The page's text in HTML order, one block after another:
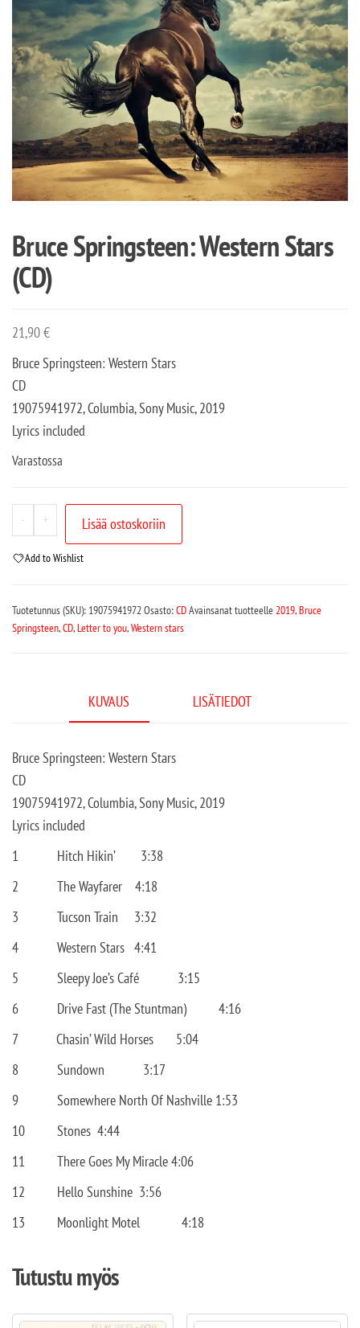
Bruce Springsteen: Western Stars
(CD)
21,90€
Bruce Springsteen: Western Stars
CD
19075941972, Columbia, Sony Music, 2019
Lyrics included
Varastossa
- + Lisää ostoskoriin
Add to Wishlist
Tuotetunnus (SKU): 19075941972Osasto:CDAvainsanat tuotteelle2019,Bruce
Springsteen,CD,Letter to you,Western stars
KUVAUS LISÄTIEDOT
Bruce Springsteen: Western Stars
CD
19075941972, Columbia, Sony Music, 2019
Lyrics included
1
Hitch Hikin’
3:38
2
The Wayfarer
4:18
3
Tucson Train
3:32
4
Western Stars 4:41
5
Sleepy Joe’s Café
3:15
6
Drive Fast (The Stuntman)
4:16
7
Chasin’ Wild Horses
5:04
8
Sundown
3:17
9
Somewhere North Of Nashville 1:53
10
Stones 4:44
11
There Goes My Miracle 4:06
12
Hello Sunshine 3:56
13
Moonlight Motel 4:18
Tutustu myös